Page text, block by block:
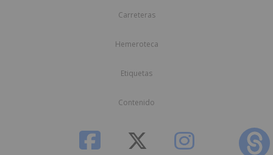
Carreteras
Hemeroteca
Etiquetas
Contenido